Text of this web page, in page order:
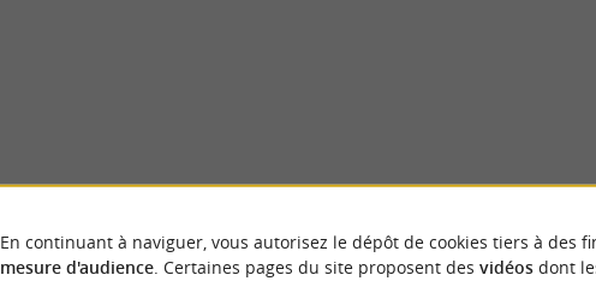
En continuant à naviguer, vous autorisez le dépôt de cookies tiers à des
mesure d'audience. Certaines pages du site proposent des vidéosdont